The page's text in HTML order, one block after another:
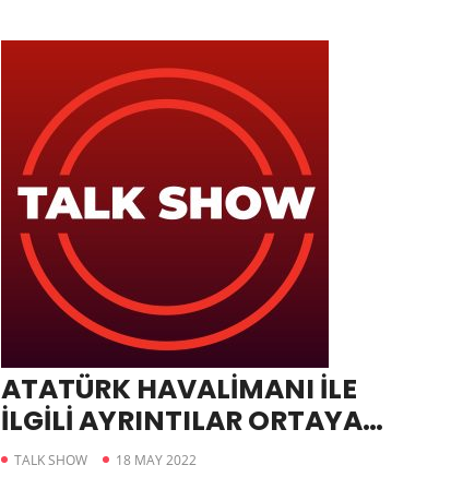
ATATÜRK HAVALİMANI İLE
İLGİLİ AYRINTILAR ORTAYA
ÇIKTI
TALK SHOW 18 MAY 2022